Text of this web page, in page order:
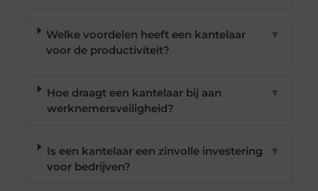
Welke voordelen heeft een kantelaar
voor de productiviteit?
▼
Hoe draagt een kantelaar bij aan
werknemersveiligheid?
▼
Is een kantelaar een zinvolle investering
voor bedrijven?
▼